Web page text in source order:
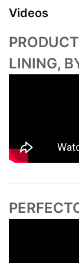
Videos
LINING,